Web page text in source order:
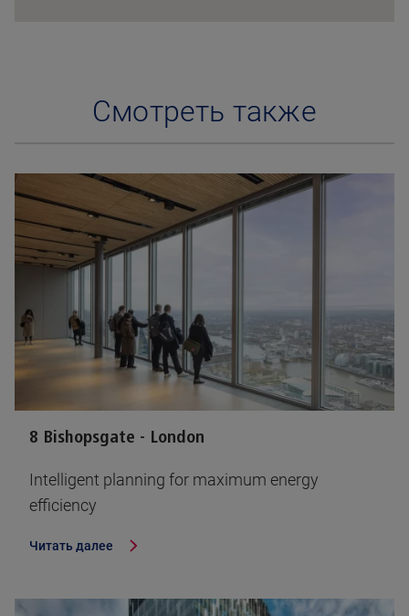
Смотреть также
8 Bishopsgate - London
Intelligent planning for maximum energy
efficiency
Читать далее